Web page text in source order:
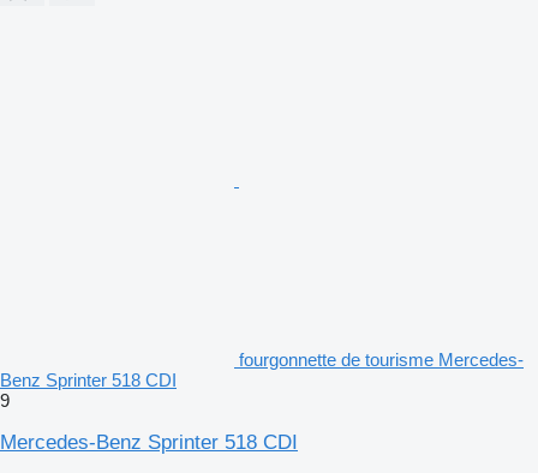
fourgonnette de tourisme Mercedes-
Benz Sprinter 518 CDI
9
Mercedes-Benz Sprinter 518 CDI